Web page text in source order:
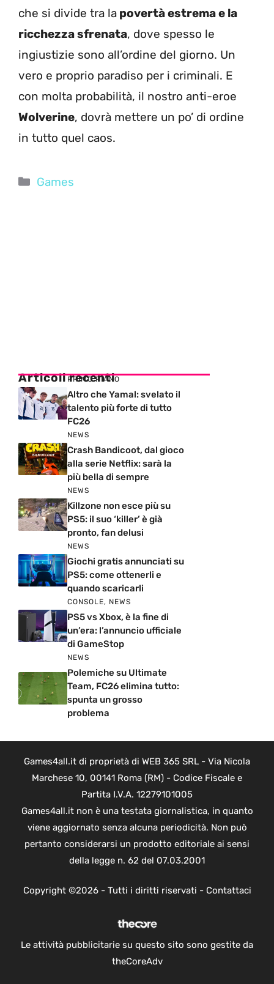
che si divide tra la povertà estrema e la
ricchezza sfrenata, dove spesso le
ingiustizie sono all’ordine del giorno. Un
vero e proprio paradiso per i criminali. E
con molta probabilità, il nostro anti-eroe
Wolverine, dovrà mettere un po’ di ordine
in tutto quel caos.
Categorie
Games
Articoli recenti
PRIMO PIANO
Altro che Yamal: svelato il
talento più forte di tutto
FC26
NEWS
Crash Bandicoot, dal gioco
alla serie Netflix: sarà la
più bella di sempre
NEWS
Killzone non esce più su
PS5: il suo ‘killer’ è già
pronto, fan delusi
NEWS
Giochi gratis annunciati su
PS5: come ottenerli e
quando scaricarli
CONSOLE, NEWS
PS5 vs Xbox, è la fine di
un’era: l’annuncio ufficiale
di GameStop
NEWS
Polemiche su Ultimate
Team, FC26 elimina tutto:
spunta un grosso
problema
Games4all.it di proprietà di WEB 365 SRL - Via Nicola
Marchese 10, 00141 Roma (RM) - Codice Fiscale e
Partita I.V.A. 12279101005
Games4all.it non è una testata giornalistica, in quanto
viene aggiornato senza alcuna periodicità. Non può
pertanto considerarsi un prodotto editoriale ai sensi
della legge n. 62 del 07.03.2001
Copyright ©2026 - Tutti i diritti riservati - Contattaci
Le attività pubblicitarie su questo sito sono gestite da
theCoreAdv